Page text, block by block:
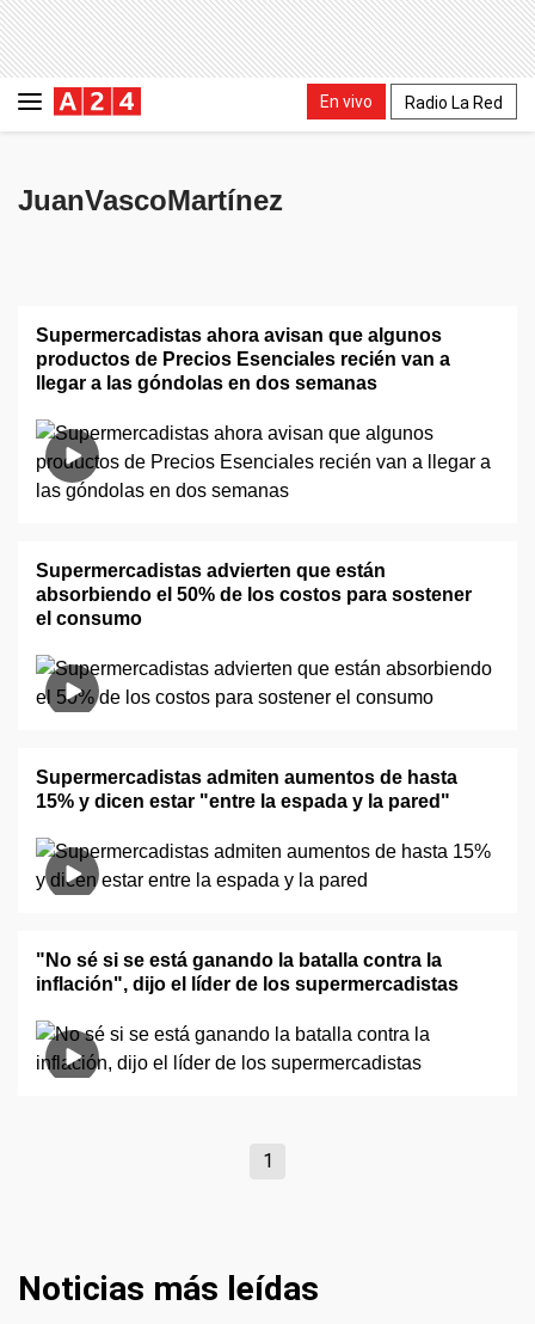
En vivo Radio La Red
JuanVascoMartínez
Supermercadistas ahora avisan que algunos
productos de Precios Esenciales recién van a
llegar a las góndolas en dos semanas
Supermercadistas advierten que están
absorbiendo el 50% de los costos para sostener
el consumo
Supermercadistas admiten aumentos de hasta
15% y dicen estar "entre la espada y la pared"
"No sé si se está ganando la batalla contra la
inflación", dijo el líder de los supermercadistas
1
Noticias más leídas